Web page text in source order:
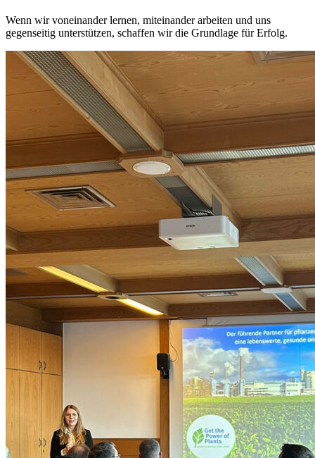
Wenn wir voneinander lernen, miteinander arbeiten und uns
gegenseitig unterstützen, schaffen wir die Grundlage für Erfolg.